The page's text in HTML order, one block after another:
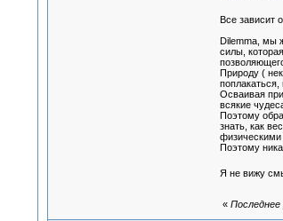
Все зависит
Dilemma, мы
силы,
Природу (
Осваивая
всякие
Поэтому
знать, как
физическими
Поэтому
Я не вижу
« Последнее